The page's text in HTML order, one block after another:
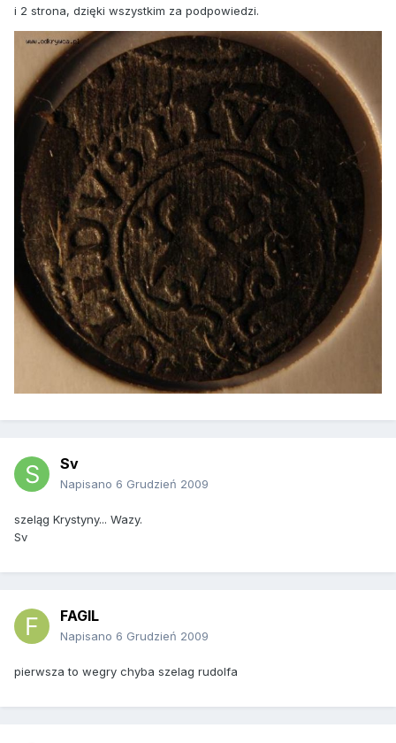
i 2 strona, dzięki wszystkim za podpowiedzi.
Sv
Napisano 6 Grudzień 2009
szeląg Krystyny... Wazy.
Sv
FAGIL
Napisano 6 Grudzień 2009
pierwsza to wegry chyba szelag rudolfa